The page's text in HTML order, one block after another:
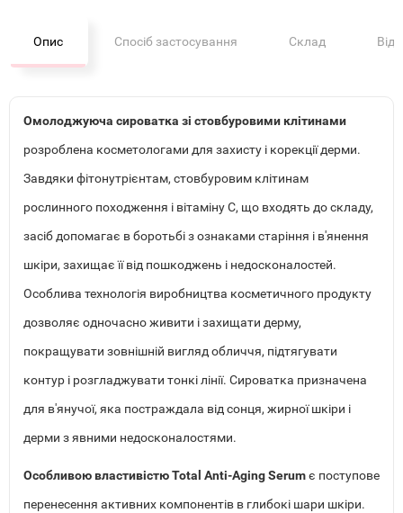
Опис Спосіб застосування Склад
Омолоджуюча сироватка зі стовбуровими клітинами
розроблена косметологами для захисту і корекції дерми.
Завдяки фітонутрієнтам, стовбуровим клітинам
рослинного походження і вітаміну С, що входять до складу,
засіб допомагає в боротьбі з ознаками старіння і в'янення
шкіри, захищає її від пошкоджень і недосконалостей.
Особлива технологія виробництва косметичного продукту
дозволяє одночасно живити і захищати дерму,
покращувати зовнішній вигляд обличчя, підтягувати
контур і розгладжувати тонкі лінії. Сироватка призначена
для в'янучої, яка постраждала від сонця, жирної шкіри і
дерми з явними недосконалостями.
Особливою властивістю Total Anti-Aging Serumє поступове
перенесення активних компонентів в глибокі шари шкіри.